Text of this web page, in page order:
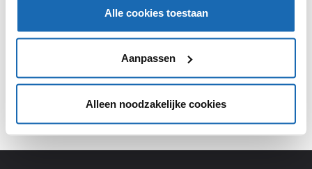
Alle cookies toestaan
Aanpassen
Alleen noodzakelijke cookies
platform!
AANMELDEN